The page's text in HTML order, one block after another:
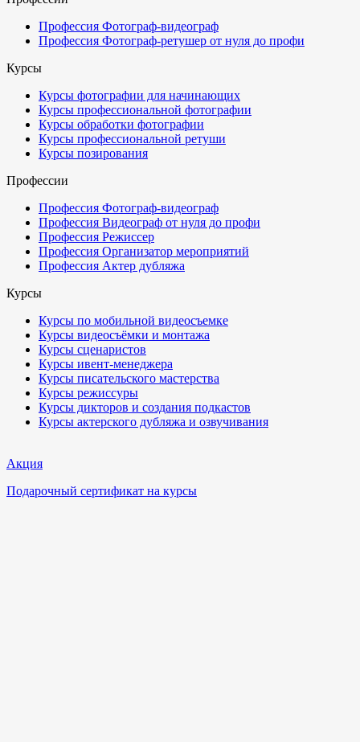
Профессия Фотограф-видеограф
Профессия Фотограф-ретушер от нуля до профи
Курсы
Курсы фотографии для начинающих
Курсы профессиональной фотографии
Курсы обработки фотографии
Курсы профессиональной ретуши
Курсы позирования
Профессии
Профессия Фотограф-видеограф
Профессия Видеограф от нуля до профи
Профессия Режиссер
Профессия Организатор мероприятий
Профессия Актер дубляжа
Курсы
Курсы по мобильной видеосъемке
Курсы видеосъёмки и монтажа
Курсы сценаристов
Курсы ивент-менеджера
Курсы писательского мастерства
Курсы режиссуры
Курсы дикторов и создания подкастов
Курсы актерского дубляжа и озвучивания
Акция
Подарочный сертификат на курсы